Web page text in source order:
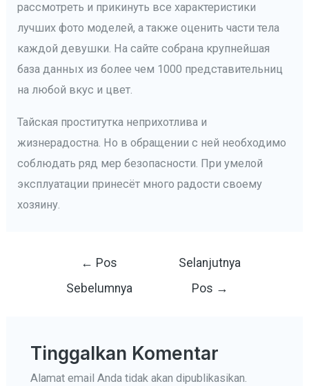
рассмотреть и прикинуть все характеристики
лучших фото моделей, а также оценить части тела
каждой девушки. На сайте собрана крупнейшая
база данных из более чем 1000 представительниц
на любой вкус и цвет.
Тайская проститутка неприхотлива и
жизнерадостна. Но в обращении с ней необходимо
соблюдать ряд мер безопасности. При умелой
эксплуатации принесёт много радости своему
хозяину.
← Pos
Sebelumnya
Selanjutnya
Pos →
Tinggalkan Komentar
Alamat email Anda tidak akan dipublikasikan.